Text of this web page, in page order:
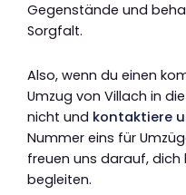
Gegenstände und
Sorgfalt.
Also, wenn du einen
Umzug von Villach in
nicht und kontaktiere
Nummer eins für
freuen uns darauf, dich
begleiten.